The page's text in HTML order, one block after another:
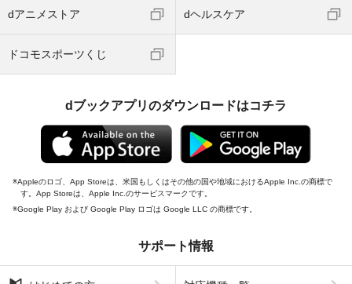
dアニメストア dヘルスケア
ドコモスポーツくじ
dブックアプリのダウンロードはコチラ
Appleのロゴ、App Storeは、米国もしくはその他の国や地域におけるApple Inc.の商標で
す。App Storeは、Apple Inc.のサービスマークです。
Google Play および Google Play ロゴは Google LLC の商標です。
サポート情報